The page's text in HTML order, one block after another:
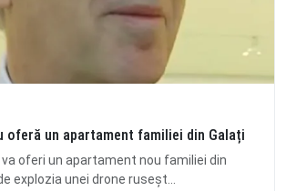
oferă un apartament familiei din Galați
va oferi un apartament nou familiei din
explozia unei drone ruseșt...